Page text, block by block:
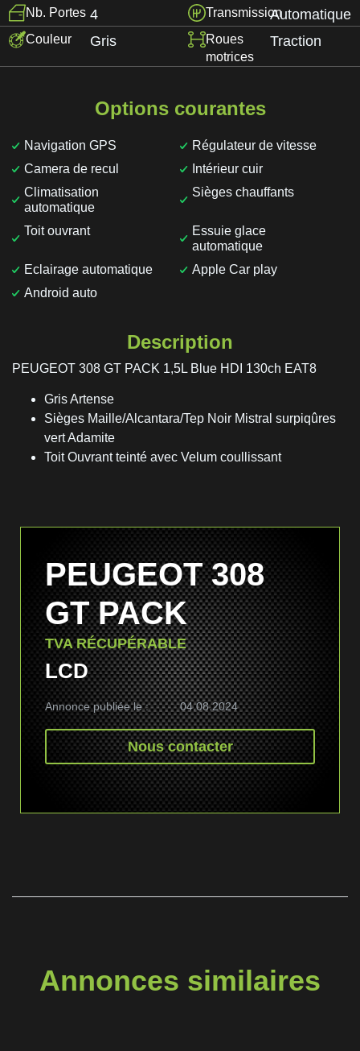
Nb. Portes 4 TransmissionAutomatique
Couleur Gris
Roues
motrices
Traction
Options courantes
Navigation GPS
Régulateur de vitesse
Camera de recul
Intérieur cuir
Climatisation
automatique
Sièges chauffants
Toit ouvrant
Essuie glace
automatique
Eclairage automatique
Apple Car play
Android auto
Description
PEUGEOT 308 GT PACK 1,5L Blue HDI 130ch EAT8
Gris Artense
Sièges Maille/Alcantara/Tep Noir Mistral surpiqûres
vert Adamite
Toit Ouvrant teinté avec Velum coullissant
PEUGEOT 308
GT PACK
TVA RÉCUPÉRABLE
LCD
Annonce publiée le : 04.08.2024
Nous contacter
Annonces similaires